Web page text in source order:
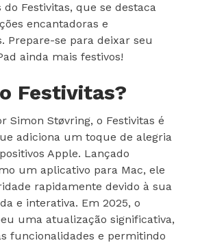
Festivitas, que se destaca
encantadoras e
Prepare-se para deixar seu
ainda mais festivos!
Festivitas?
Simon Støvring, o Festivitas é
adiciona um toque de alegria
Apple. Lançado
um aplicativo para Mac, ele
rapidamente devido à sua
e interativa. Em 2025, o
uma atualização significativa,
funcionalidades e permitindo